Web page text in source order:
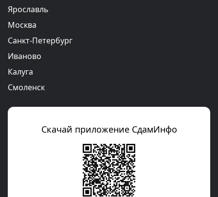
Ярославль
Москва
Санкт-Петербург
Иваново
Калуга
Смоленск
Скачай приложение СдамИнфо